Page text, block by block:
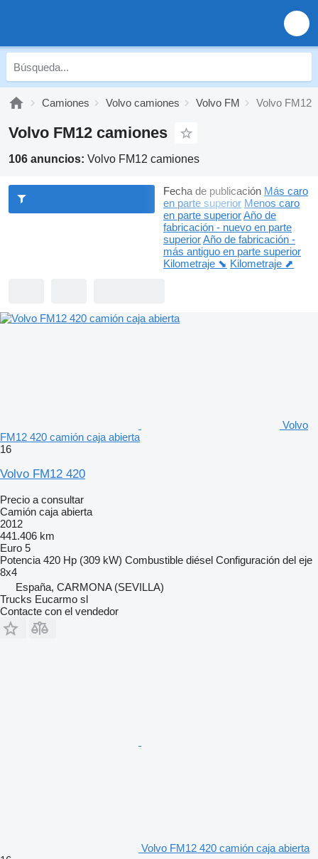
Camiones Volvo camiones Volvo FM Volvo FM12
Volvo FM12 camiones
106 anuncios: Volvo FM12 camiones
Fecha de publicación Más caro
en parte superior Menos caro
en parte superiorAño de
fabricación - nuevo en parte
superiorAño de fabricación -
más antiguo en parte superior
Kilometraje ⬊ Kilometraje ⬈
Volvo
FM12 420 camión caja abierta
16
Volvo FM12 420
Precio a consultar
Camión caja abierta
2012
441.406 km
Euro 5
Potencia 420 Hp (309 kW) Combustible diésel Configuración del eje
8x4
España, CARMONA (SEVILLA)
Trucks Eucarmo sl
Contacte con el vendedor
Volvo FM12 420 camión caja abierta